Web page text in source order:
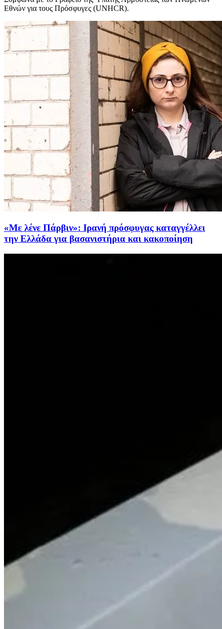
Εθνών για τους Πρόσφυγες (UNHCR).
«Με λένε Πάρβιν»: Ιρανή πρόσφυγας καταγγέλλει
την Ελλάδα για βασανιστήρια και κακοποίηση